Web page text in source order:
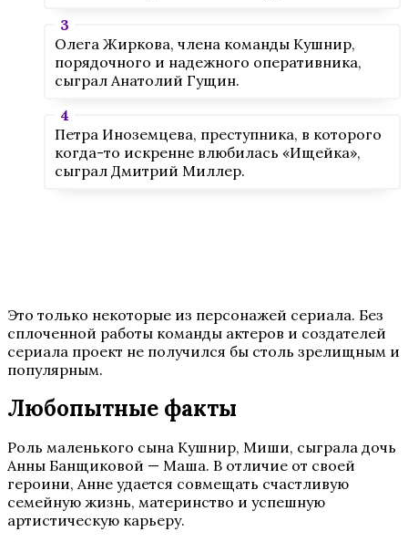
Олега Жиркова, члена команды Кушнир,
порядочного и надежного оперативника,
сыграл Анатолий Гущин.
Петра Иноземцева, преступника, в которого
когда-то искренне влюбилась «Ищейка»,
сыграл Дмитрий Миллер.
Это только некоторые из персонажей сериала. Без
сплоченной работы команды актеров и создателей
сериала проект не получился бы столь зрелищным и
популярным.
Любопытные факты
Роль маленького сына Кушнир, Миши, сыграла дочь
Анны Банщиковой — Маша. В отличие от своей
героини, Анне удается совмещать счастливую
семейную жизнь, материнство и успешную
артистическую карьеру.